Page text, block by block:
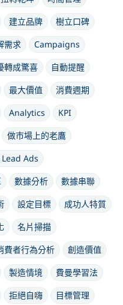
建立品牌
樹立口碑
需求
Campaigns
轉成驚喜
自動提醒
最大價值
消費週期
Analytics
KPI
做市場上的老鷹
Ads
數據分析
數據串聯
設定目標
成功人特質
名片掃描
費者行為分析
創造價值
製造情境
費曼學習法
拒絕自嗨
目標管理